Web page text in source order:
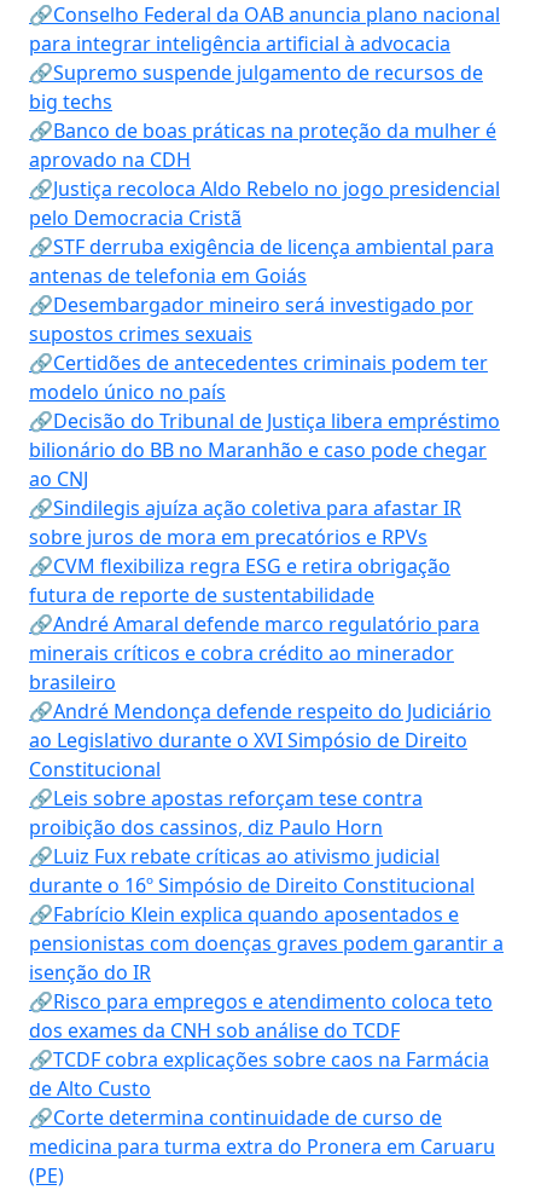
🔗Conselho Federal da OAB anuncia plano nacional
para integrar inteligência artificial à advocacia
🔗Supremo suspende julgamento de recursos de
big techs
🔗Banco de boas práticas na proteção da mulher é
aprovado na CDH
🔗Justiça recoloca Aldo Rebelo no jogo presidencial
pelo Democracia Cristã
🔗STF derruba exigência de licença ambiental para
antenas de telefonia em Goiás
🔗Desembargador mineiro será investigado por
supostos crimes sexuais
🔗Certidões de antecedentes criminais podem ter
modelo único no país
🔗Decisão do Tribunal de Justiça libera empréstimo
bilionário do BB no Maranhão e caso pode chegar
ao CNJ
🔗Sindilegis ajuíza ação coletiva para afastar IR
sobre juros de mora em precatórios e RPVs
🔗CVM flexibiliza regra ESG e retira obrigação
futura de reporte de sustentabilidade
🔗André Amaral defende marco regulatório para
minerais críticos e cobra crédito ao minerador
brasileiro
🔗André Mendonça defende respeito do Judiciário
ao Legislativo durante o XVI Simpósio de Direito
Constitucional
🔗Leis sobre apostas reforçam tese contra
proibição dos cassinos, diz Paulo Horn
🔗Luiz Fux rebate críticas ao ativismo judicial
durante o 16º Simpósio de Direito Constitucional
🔗Fabrício Klein explica quando aposentados e
pensionistas com doenças graves podem garantir a
isenção do IR
🔗Risco para empregos e atendimento coloca teto
dos exames da CNH sob análise do TCDF
🔗TCDF cobra explicações sobre caos na Farmácia
de Alto Custo
🔗Corte determina continuidade de curso de
medicina para turma extra do Pronera em Caruaru
(PE)